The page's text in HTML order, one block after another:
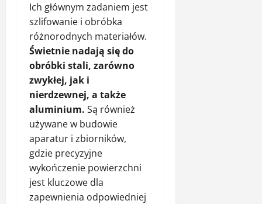
Ich głównym zadaniem jest
szlifowanie i obróbka
różnorodnych materiałów.
Świetnie nadają się do
obróbki stali, zarówno
zwykłej, jak i
nierdzewnej, a także
aluminium. Są również
używane w budowie
aparatur i zbiorników,
gdzie precyzyjne
wykończenie powierzchni
jest kluczowe dla
zapewnienia odpowiedniej